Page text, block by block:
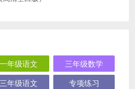
一年级语文
三年级数学
三年级语文
专项练习